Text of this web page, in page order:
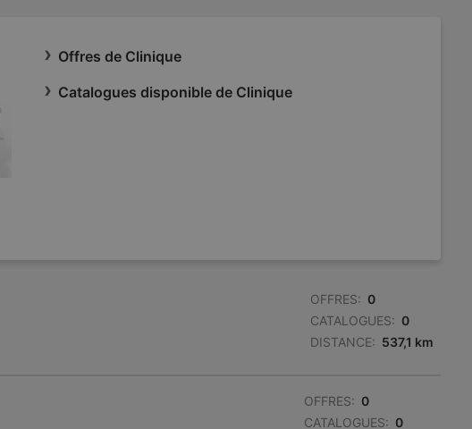
Offres de Clinique
Catalogues disponible de Clinique
OFFRES: 0
CATALOGUES: 0
DISTANCE: 537,1 km
OFFRES: 0
CATALOGUES: 0